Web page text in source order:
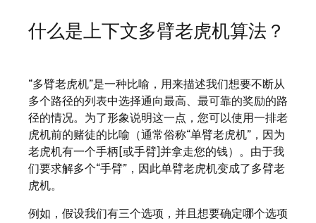
什么是上下文多臂老虎机算法？
“多臂老虎机”是一种比喻，用来描述我们想要不断从
多个路径的列表中选择通向最高、最可靠的奖励的路
径的情况。为了形象说明这一点，您可以使用一排老
虎机前的赌徒的比喻（通常俗称“单臂老虎机”，因为
老虎机有一个手柄[或手臂]并拿走您的钱）。由于我
们要求解多个“手臂”，因此单臂老虎机变成了多臂老
虎机。
例如，假设我们有三个选项，并且想要确定哪个选项